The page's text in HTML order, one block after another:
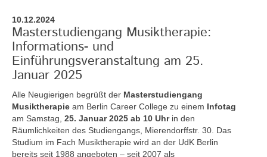
10.12.2024
Masterstudiengang Musiktherapie:
Informations- und
Einführungsveranstaltung am 25.
Januar 2025
Alle Neugierigen begrüßt der Masterstudiengang
Musiktherapie am Berlin Career College zu einem Infotag
am Samstag, 25. Januar 2025 ab 10 Uhrin den
Räumlichkeiten des Studiengangs, Mierendorffstr. 30. Das
Studium im Fach Musiktherapie wird an der UdK Berlin
bereits seit 1988 angeboten – seit 2007 als